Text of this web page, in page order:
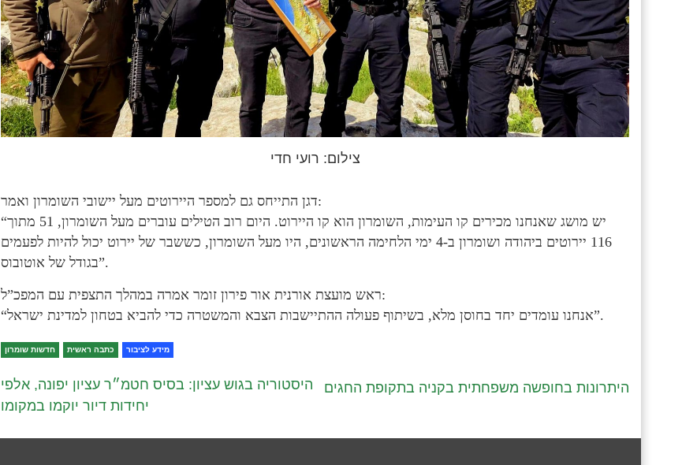
צילום: רועי חדי
דגן התייחס גם למספר היירוטים מעל יישובי השומרון ואמר:
“יש מושג שאנחנו מכירים קו העימות, השומרון הוא קו היירוט. היום רוב הטילים עוברים מעל השומרון, 51 מתוך
116 יירוטים ביהודה ושומרון ב-4 ימי הלחימה הראשונים, היו מעל השומרון, כששבר של יירוט יכול להיות לפעמים
בגודל של אוטובוס”.
ראש מועצת אורנית אור פירון זומר אמרה במהלך התצפית עם המפכ”ל:
“אנחנו עומדים יחד בחוסן מלא, בשיתוף פעולה ההתיישבות הצבא והמשטרה כדי להביא בטחון למדינת ישראל”.
חדשות שומרון כתבה ראשית מידע לציבור
היסטוריה בגוש עציון: בסיס חטמ״ר עציון יפונה, אלפי
יחידות דיור יוקמו במקומו
היתרונות בחופשה משפחתית בקניה בתקופת החגים